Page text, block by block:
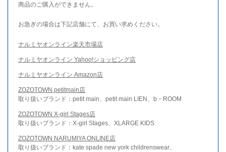
商品のご購入ができません。
お急ぎの場合は下記店舗にて、お買い求めください。
ナルミヤオンライン楽天市場店
ナルミヤオンライン Yahoo!ショッピング店
ナルミヤオンライン Amazon店
ZOZOTOWN petitmain店
取り扱いブランド：petit main、petit main LIEN、b・ROOM
ZOZOTOWN X-girl Stages店
取り扱いブランド：X-girl Stages、XLARGE KIDS
ZOZOTOWN NARUMIYA ONLINE店
取り扱いブランド：kate spade new york childrenswear、